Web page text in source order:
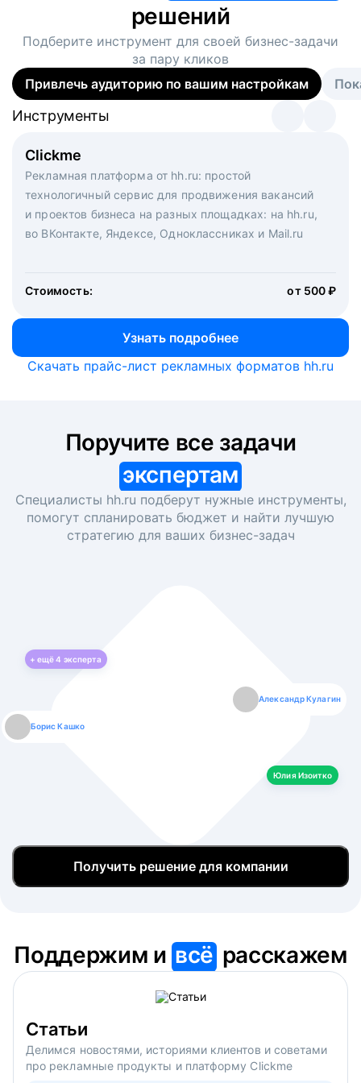
решений
Подберите инструмент для своей бизнес-задачи
за пару кликов
Привлечь аудиторию по вашим настройкам
Clickme
Рекламная платформа от hh.ru: простой
технологичный сервис для продвижения вакансий
и проектов бизнеса на разных площадках: на hh.ru,
во ВКонтакте, Яндексе, Одноклассниках и Mail.ru
Стоимость: от 500 ₽
Узнать подробнее
Инструменты
Вакансия дня
Рекламный формат для вакансий на главной странице
hh.ru. Увеличивает количество откликов
Инструменты
Массовый подбор под ключ. Решите, сколько
кандидатов и когда вам нужно, и за дело возьмутся
маркетологи, рекрутеры и проектные менеджеры
hh.ru с целым набором digital-инструментов
Инструменты
Скачать прайс-лист рекламных форматов hh.ru
экспертам
Специалисты hh.ru подберут нужные инструменты,
помогут спланировать бюджет и найти лучшую
стратегию для ваших бизнес-задач
+ ещё4 эксперта
Борис Кашко
Александр Кулагин
Юлия Изоитко
Юлия Изоитко
Даниил Макаров
Александр Кулагин
Екатерина Лазаренко
Даниил Макаров
Борис Кашко
Екатерина Лазаренко
Юлия Изоитко
Получить решение для компании
Поддержим ивсё расскажем
Статьи
Делимся новостями, историями клиентов и советами
про рекламные продукты и платформу Clickme